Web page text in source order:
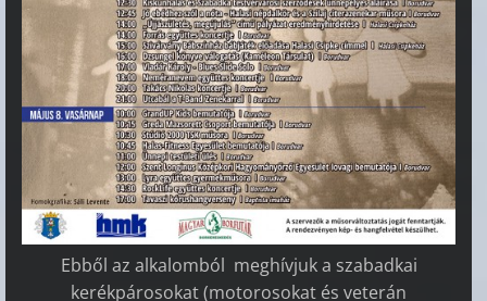
Ebből az alkalomból meghívjuk a szabadkai
kerékpárosokat (motorosokat és veterán